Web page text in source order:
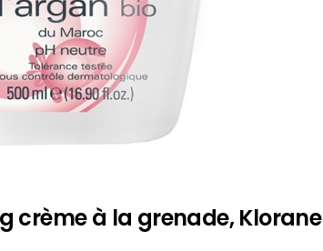
crème à la grenade, Klorane